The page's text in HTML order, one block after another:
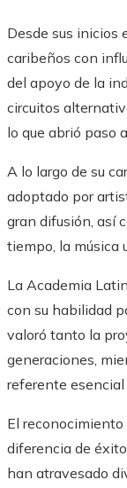
Desde sus inicios
caribeños con
del apoyo de la
circuitos
lo que abrió paso
A lo largo de su
adoptado por
gran difusión, así
tiempo, la música
La Academia
con su habilidad
valoró tanto la
generaciones,
referente
El
diferencia de
han atravesado